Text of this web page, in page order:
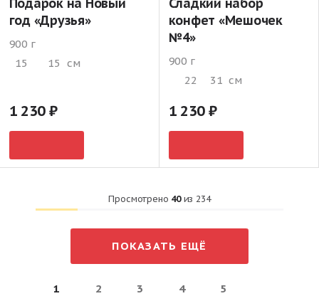
год «Друзья»
900 г
15
15 см
1 230
конфет «Мешочек
№4»
900 г
22
31 см
1 230
Просмотрено 40из 234
ПОКАЗАТЬ ЕЩЁ
1 2 3 4 5